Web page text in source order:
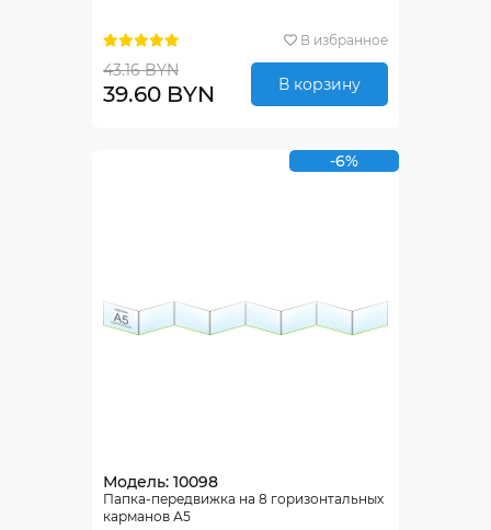
В избранное
43.16 BYN
39.60 BYN В корзину
-6%
Модель: 10098
Папка-передвижка на 8 горизонтальных
карманов А5